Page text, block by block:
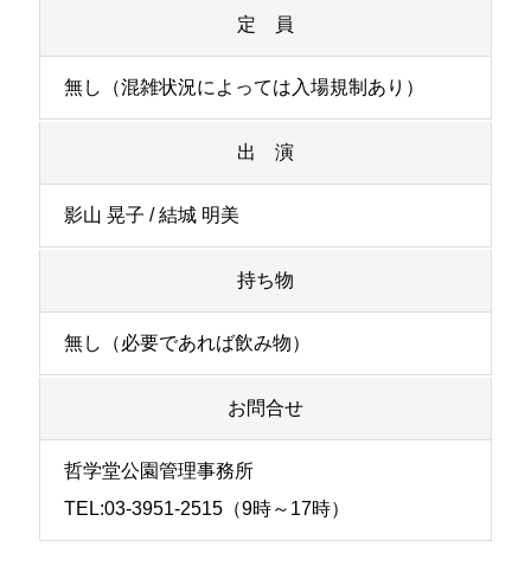
定 員
無し（混雑状況によっては入場規制あり）
出 演
影山 晃子 / 結城 明美
持ち物
無し（必要であれば飲み物）
お問合せ
哲学堂公園管理事務所
TEL:03-3951-2515（9時～17時）